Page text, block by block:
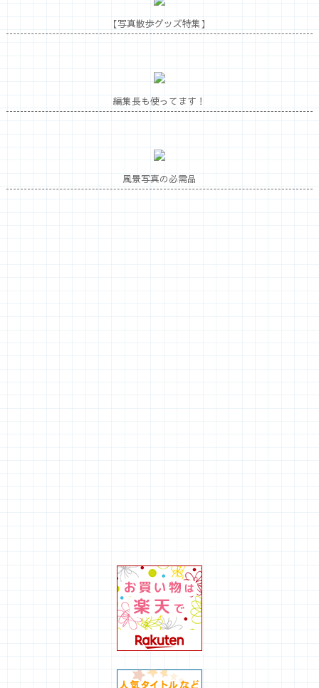
【写真散歩グッズ特集】
編集長も使ってます！
風景写真の必需品